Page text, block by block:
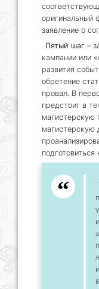
оригинальный
заявление о
Пятый шаг –
кампании или
развития
обретение
провал. В
предстоит в
магистерскую
магистерскую